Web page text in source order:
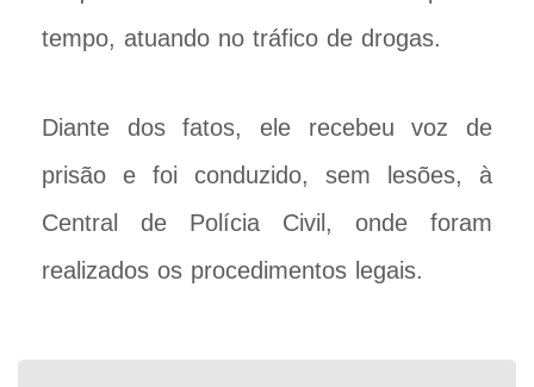
tempo, atuando no tráfico de drogas.
Diante dos fatos, ele recebeu voz de
prisão e foi conduzido, sem lesões, à
Central de Polícia Civil, onde foram
realizados os procedimentos legais.